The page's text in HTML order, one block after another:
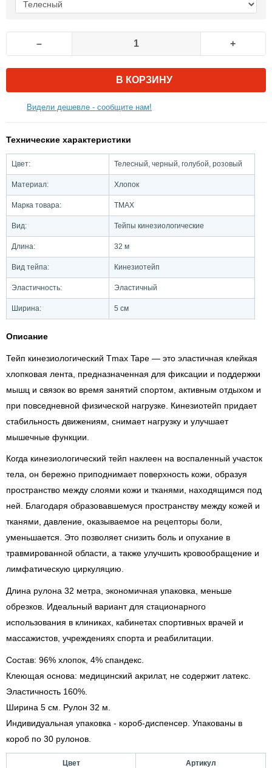
– +
В КОРЗИНУ
Видели дешевле - сообщите нам!
Технические характеристики
Цвет: Телесный, черный, голубой, розовый
Материал: Хлопок
Марка товара: TMAX
Вид: Тейпы кинезиологические
Длина: 32 м
Вид тейпа: Кинезиотейп
Эластичность: Эластичный
Ширина: 5 см
Описание
Тейп кинезиологический Tmax Tape — это эластичная клейкая
хлопковая лента, предназначенная для фиксации и поддержки
мышц и связок во время занятий спортом, активным отдыхом и
при повседневной физической нагрузке. Кинезиотейп придает
стабильность движениям, снимает нагрузку и улучшает
мышечные функции.
Когда кинезиологический тейп наклеен на воспаленный участок
тела, он бережно приподнимает поверхность кожи, образуя
пространство между слоями кожи и тканями, находящимся под
ней. Благодаря образовавшемуся пространству между кожей и
тканями, давление, оказываемое на рецепторы боли,
уменьшается. Это позволяет снизить боль и опухание в
травмированной области, а также улучшить кровообращение и
лимфатическую циркуляцию.
Длина рулона 32 метра, экономичная упаковка, меньше
обрезков. Идеальный вариант для стационарного
использования в клиниках, кабинетах спортивных врачей и
массажистов, учреждениях спорта и реабилитации.
Состав: 96% хлопок, 4% спандекс.
Клеющая основа: медицинский акрилат, не содержит латекс.
Эластичность 160%.
Ширина 5 см. Рулон 32 м.
Индивидуальная упаковка - короб-диспенсер. Упакованы в
короб по 30 рулонов.
Цвет Артикул